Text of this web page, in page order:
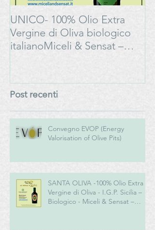
UNICO- 100% Olio Extra
Vergine di Oliva biologico
italianoMiceli & Sensat –
Post recenti
Convegno EVOP (Energy
Valorisation of Olive Pits)
SANTA OLIVA -100% Olio Extra
Vergine di Oliva - I.G.P. Sicilia –
Biologico - Miceli & Sensat –